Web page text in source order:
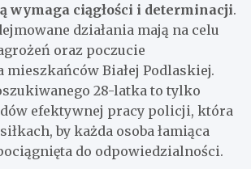
wymaga ciągłości i determinacji.
działania mają na celu
oraz poczucie
mieszkańców Białej Podlaskiej.
28-latka to tylko
efektywnej pracy policji, która
by każda osoba łamiąca
do odpowiedzialności.